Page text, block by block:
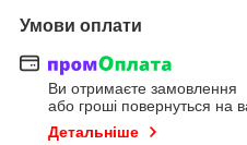
Умови оплати
Ви отримаєте замовлення
або гроші повернуться на
Детальніше